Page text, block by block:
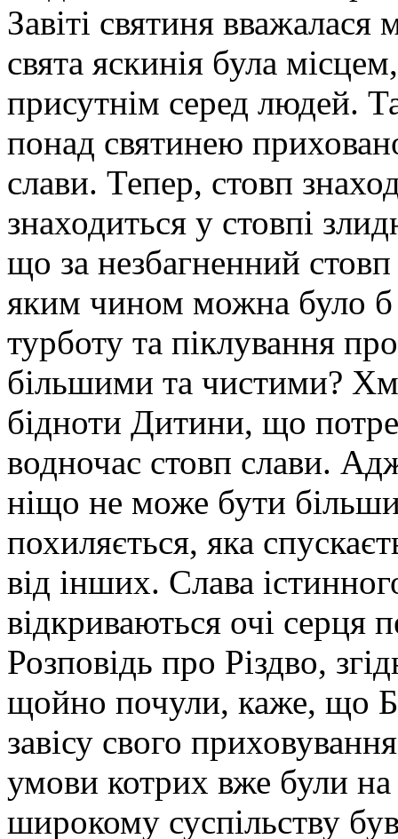
Завіті святиня
свята яскинія була
присутнім серед людей.
понад святинею
слави. Тепер, стовп
знаходиться у стовпі
що за незбагненний стовп
яким чином можна було
турботу та піклування
більшими та чистими?
бідноти Дитини, що
водночас стовп слави.
ніщо не може бути
похиляється, яка
від інших. Слава
відкриваються очі
Розповідь про Різдво,
щойно почули, каже, що
завісу свого
умови котрих вже були на
широкому суспільству